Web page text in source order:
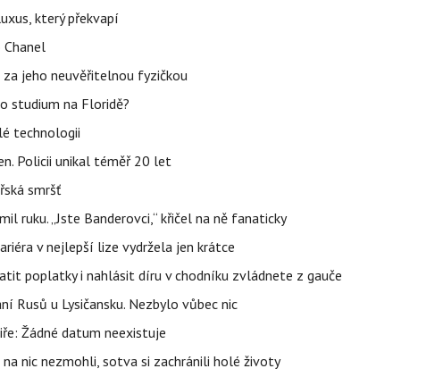
který překvapí
jeho neuvěřitelnou fyzičkou
studium na Floridě?
technologii
Policii unikal téměř 20 let
smršť
ruku. „Jste Banderovci,“ křičel na ně fanaticky
v nejlepší lize vydržela jen krátce
poplatky i nahlásit díru v chodníku zvládnete z gauče
Rusů u Lysičansku. Nezbylo vůbec nic
Žádné datum neexistuje
nic nezmohli, sotva si zachránili holé životy